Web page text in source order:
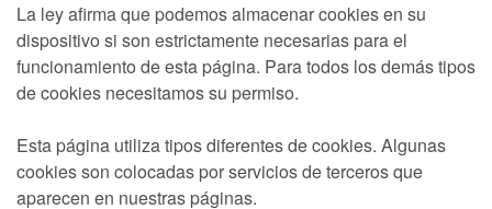
La ley afirma que podemos almacenar cookies en su
dispositivo si son estrictamente necesarias para el
funcionamiento de esta página. Para todos los demás tipos
de cookies necesitamos su permiso.
Esta página utiliza tipos diferentes de cookies. Algunas
cookies son colocadas por servicios de terceros que
aparecen en nuestras páginas.